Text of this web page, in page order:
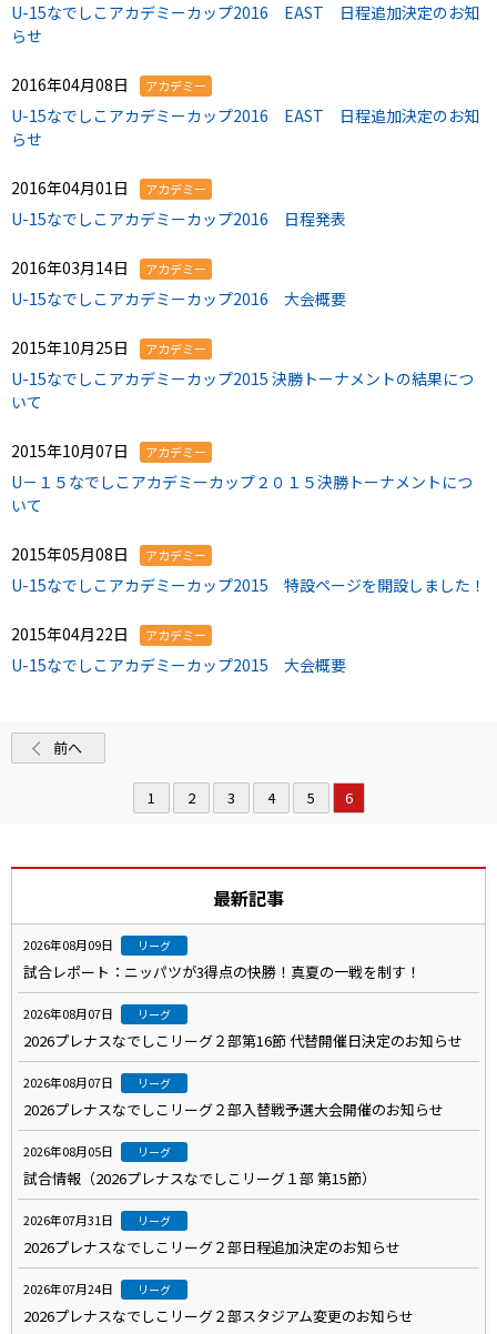
U-15なでしこアカデミーカップ2016 EAST 日程追加決定のお知
らせ
2016年04月08日 アカデミー
U-15なでしこアカデミーカップ2016 EAST 日程追加決定のお知
らせ
2016年04月01日 アカデミー
U-15なでしこアカデミーカップ2016 日程発表
2016年03月14日 アカデミー
U-15なでしこアカデミーカップ2016 大会概要
2015年10月25日 アカデミー
U-15なでしこアカデミーカップ2015 決勝トーナメントの結果につ
いて
2015年10月07日 アカデミー
U－１５なでしこアカデミーカップ２０１５決勝トーナメントにつ
いて
2015年05月08日 アカデミー
U-15なでしこアカデミーカップ2015 特設ページを開設しました！
2015年04月22日 アカデミー
U-15なでしこアカデミーカップ2015 大会概要
前へ
1 2 3 4 5 6
最新記事
2026年08月09日 リーグ
試合レポート：ニッパツが3得点の快勝！真夏の一戦を制す！
2026年08月07日 リーグ
2026プレナスなでしこリーグ２部第16節 代替開催日決定のお知らせ
2026年08月07日 リーグ
2026プレナスなでしこリーグ２部入替戦予選大会開催のお知らせ
2026年08月05日 リーグ
試合情報（2026プレナスなでしこリーグ１部 第15節）
2026年07月31日 リーグ
2026プレナスなでしこリーグ２部日程追加決定のお知らせ
2026年07月24日 リーグ
2026プレナスなでしこリーグ２部スタジアム変更のお知らせ